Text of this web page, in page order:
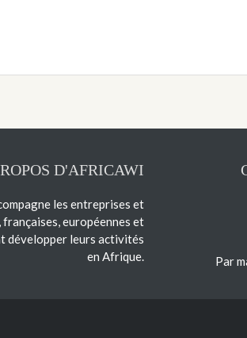
D'AFRICAWI
les entreprises et
européennes et
développer leurs activités
en Afrique.
Par